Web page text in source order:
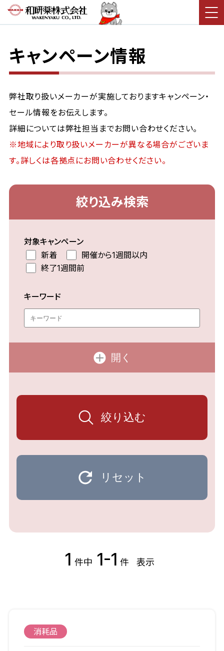
キャンペーン情報
弊社取り扱いメーカーが実施しておりますキャンペーン・
セール情報をお伝えします。
詳細については弊社担当までお問い合わせください。
※地域により取り扱いメーカーが異なる場合がございま
す。詳しくは各拠点にお問い合わせください。
絞り込み検索
対象キャンペーン
新着
開催から1週間以内
終了1週間前
キーワード
開く
絞り込む
リセット
1 件中 1-1 件 表示
消耗品